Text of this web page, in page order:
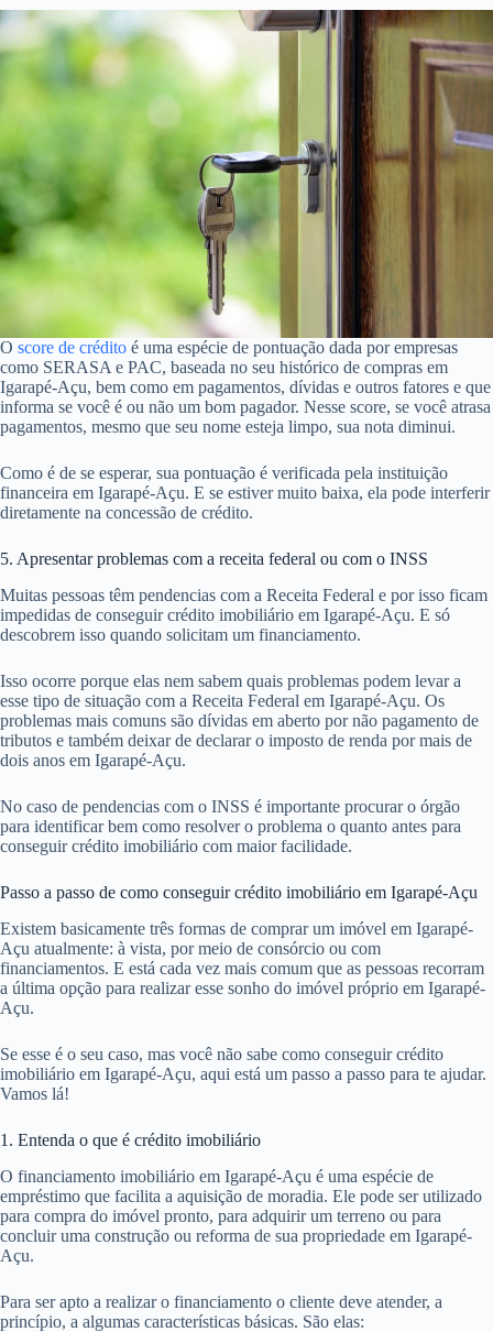
O score de crédito é uma espécie de pontuação dada por empresas
como SERASA e PAC, baseada no seu histórico de compras em
Igarapé-Açu, bem como em pagamentos, dívidas e outros fatores e que
informa se você é ou não um bom pagador. Nesse score, se você atrasa
pagamentos, mesmo que seu nome esteja limpo, sua nota diminui.
Como é de se esperar, sua pontuação é verificada pela instituição
financeira em Igarapé-Açu. E se estiver muito baixa, ela pode interferir
diretamente na concessão de crédito.
5. Apresentar problemas com a receita federal ou com o INSS
Muitas pessoas têm pendencias com a Receita Federal e por isso ficam
impedidas de conseguir crédito imobiliário em Igarapé-Açu. E só
descobrem isso quando solicitam um financiamento.
Isso ocorre porque elas nem sabem quais problemas podem levar a
esse tipo de situação com a Receita Federal em Igarapé-Açu. Os
problemas mais comuns são dívidas em aberto por não pagamento de
tributos e também deixar de declarar o imposto de renda por mais de
dois anos em Igarapé-Açu.
No caso de pendencias com o INSS é importante procurar o órgão
para identificar bem como resolver o problema o quanto antes para
conseguir crédito imobiliário com maior facilidade.
Passo a passo de como conseguir crédito imobiliário em Igarapé-Açu
Existem basicamente três formas de comprar um imóvel em Igarapé-
Açu atualmente: à vista, por meio de consórcio ou com
financiamentos. E está cada vez mais comum que as pessoas recorram
a última opção para realizar esse sonho do imóvel próprio em Igarapé-
Açu.
Se esse é o seu caso, mas você não sabe como conseguir crédito
imobiliário em Igarapé-Açu, aqui está um passo a passo para te ajudar.
Vamos lá!
1. Entenda o que é crédito imobiliário
O financiamento imobiliário em Igarapé-Açu é uma espécie de
empréstimo que facilita a aquisição de moradia. Ele pode ser utilizado
para compra do imóvel pronto, para adquirir um terreno ou para
concluir uma construção ou reforma de sua propriedade em Igarapé-
Açu.
Para ser apto a realizar o financiamento o cliente deve atender, a
princípio, a algumas características básicas. São elas: